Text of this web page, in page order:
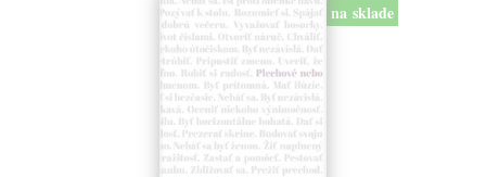
na sklade